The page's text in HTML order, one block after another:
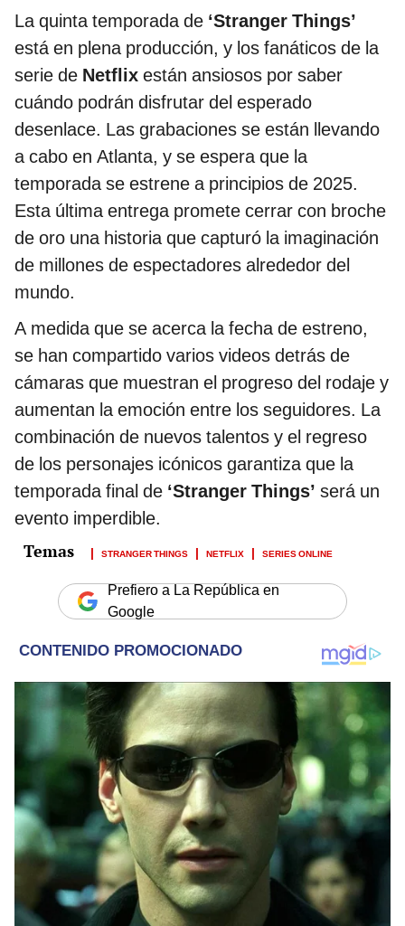
La quinta temporada de ‘Stranger Things’
está en plena producción, y los fanáticos de la
serie de Netflix están ansiosos por saber
cuándo podrán disfrutar del esperado
desenlace. Las grabaciones se están llevando
a cabo en Atlanta, y se espera que la
temporada se estrene a principios de 2025.
Esta última entrega promete cerrar con broche
de oro una historia que capturó la imaginación
de millones de espectadores alrededor del
mundo.
A medida que se acerca la fecha de estreno,
se han compartido varios videos detrás de
cámaras que muestran el progreso del rodaje y
aumentan la emoción entre los seguidores. La
combinación de nuevos talentos y el regreso
de los personajes icónicos garantiza que la
temporada final de ‘Stranger Things’ será un
evento imperdible.
STRANGER THINGS NETFLIX SERIES ONLINE
Prefiero a La República en
Google